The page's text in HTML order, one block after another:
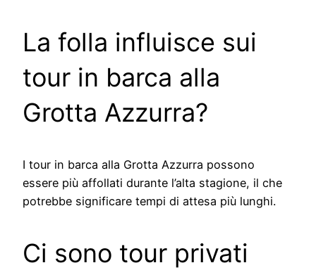
La folla influisce sui
tour in barca alla
Grotta Azzurra?
I tour in barca alla Grotta Azzurra possono
essere più affollati durante l’alta stagione, il che
potrebbe significare tempi di attesa più lunghi.
Ci sono tour privati